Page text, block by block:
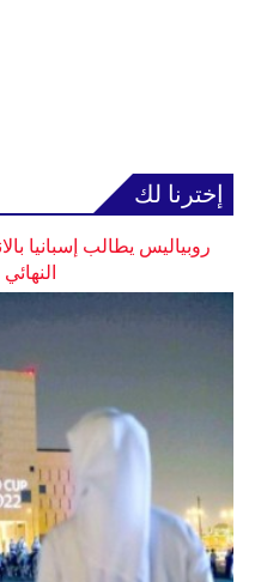
إخترنا لك
روبياليس يطالب إسبانيا